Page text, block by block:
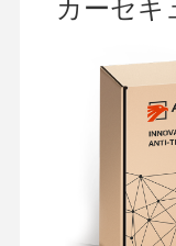
カーセキ